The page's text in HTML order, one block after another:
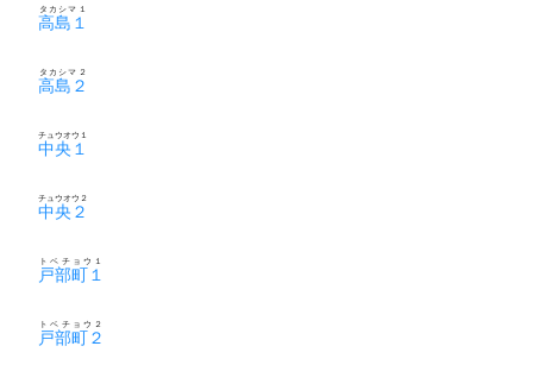
高島１
タカシマ１
高島２
タカシマ２
中央１
チュウオウ１
中央２
チュウオウ２
戸部町１
トベチョウ１
戸部町２
トベチョウ２